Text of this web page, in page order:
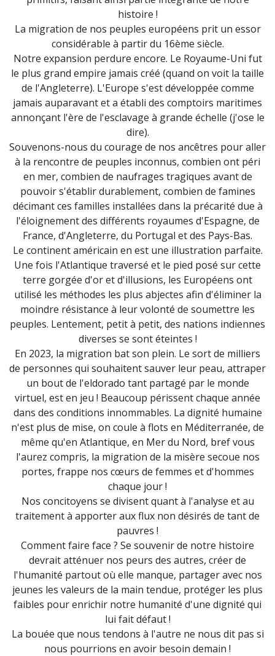
histoire !
La migration de nos peuples européens prit un essor
considérable à partir du 16ème siècle.
Notre expansion perdure encore. Le Royaume-Uni fut
le plus grand empire jamais créé (quand on voit la taille
de l'Angleterre). L'Europe s'est développée comme
jamais auparavant et a établi des comptoirs maritimes
annonçant l'ère de l'esclavage à grande échelle (j'ose le
dire).
Souvenons-nous du courage de nos ancêtres pour aller
à la rencontre de peuples inconnus, combien ont péri
en mer, combien de naufrages tragiques avant de
pouvoir s'établir durablement, combien de famines
décimant ces familles installées dans la précarité due à
l'éloignement des différents royaumes d'Espagne, de
France, d'Angleterre, du Portugal et des Pays-Bas.
Le continent américain en est une illustration parfaite.
Une fois l'Atlantique traversé et le pied posé sur cette
terre gorgée d'or et d'illusions, les Européens ont
utilisé les méthodes les plus abjectes afin d'éliminer la
moindre résistance à leur volonté de soumettre les
peuples. Lentement, petit à petit, des nations indiennes
diverses se sont éteintes !
En 2023, la migration bat son plein. Le sort de milliers
de personnes qui souhaitent sauver leur peau, attraper
un bout de l'eldorado tant partagé par le monde
virtuel, est en jeu ! Beaucoup périssent chaque année
dans des conditions innommables. La dignité humaine
n'est plus de mise, on coule à flots en Méditerranée, de
même qu'en Atlantique, en Mer du Nord, bref vous
l'aurez compris, la migration de la misère secoue nos
portes, frappe nos cœurs de femmes et d'hommes
chaque jour !
Nos concitoyens se divisent quant à l'analyse et au
traitement à apporter aux flux non désirés de tant de
pauvres !
Comment faire face ? Se souvenir de notre histoire
devrait atténuer nos peurs des autres, créer de
l'humanité partout où elle manque, partager avec nos
jeunes les valeurs de la main tendue, protéger les plus
faibles pour enrichir notre humanité d'une dignité qui
lui fait défaut !
La bouée que nous tendons à l'autre ne nous dit pas si
nous pourrions en avoir besoin demain !